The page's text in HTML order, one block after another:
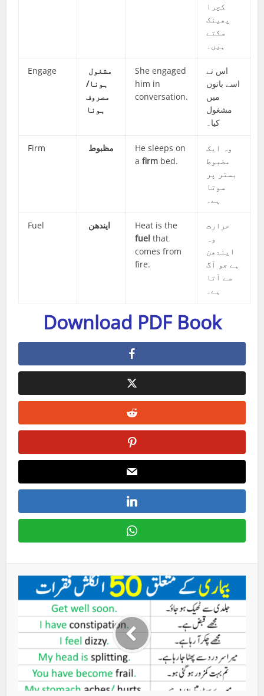
کچرا
پھینک
سکتے
ہیں۔
Engage
مشغول
ہونا/
مصروف
ہونا
She engaged
him in
conversation.
اس نے
اسے باتوں
میں
مشغول
کیا۔
Firm مظبوط
He sleeps on
afirm bed.
وہ ایک
مضبوط
بستر پر
سوتا
ہے۔
Fuel ایندھن
Heat is the
fuel that
comes from
fire.
حرارت
وہ
ایندھن
ہے جو آگ
سے آتا
ہے۔
Download PDF Book